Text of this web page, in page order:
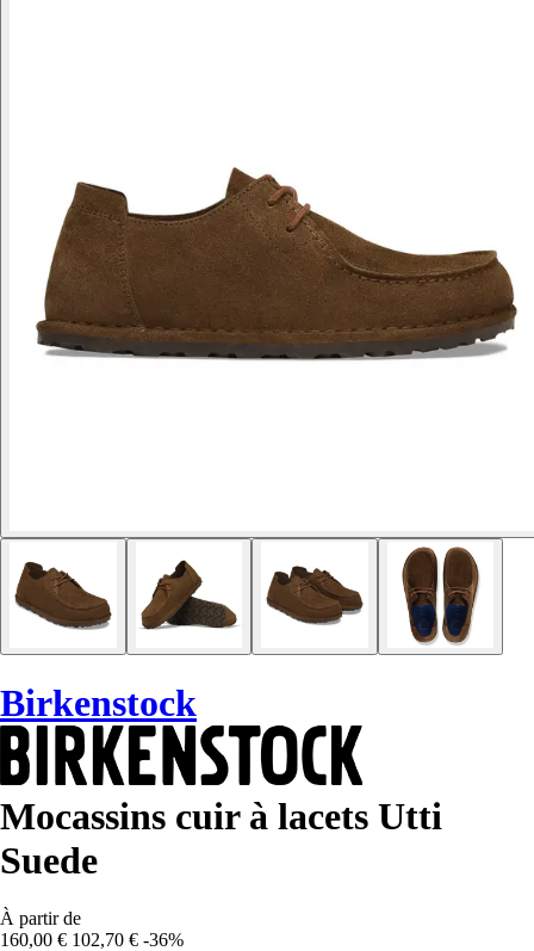
Birkenstock
Mocassins cuir à lacets Utti
Suede
À partir de
160,00 € 102,70 € -36%